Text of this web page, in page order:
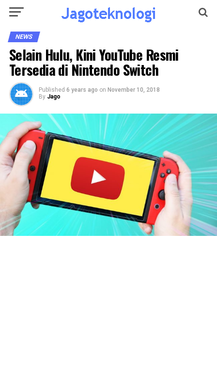
NEWS
Selain Hulu, Kini YouTube Resmi
Tersedia di Nintendo Switch
Published 6 years ago on November 10, 2018
By Jago